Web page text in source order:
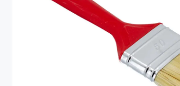
Yhteystiedot